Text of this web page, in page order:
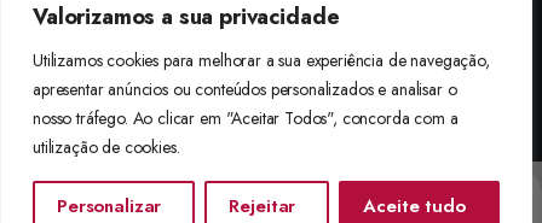
Valorizamos a sua privacidade
Utilizamos cookies para melhorar a sua experiência de navegação,
apresentar anúncios ou conteúdos personalizados e analisar o
nosso tráfego. Ao clicar em "Aceitar Todos", concorda com a
utilização de cookies.
Personalizar Rejeitar Aceite tudo
Aceitamos: Transferência Bancária e Envio à Cobrança